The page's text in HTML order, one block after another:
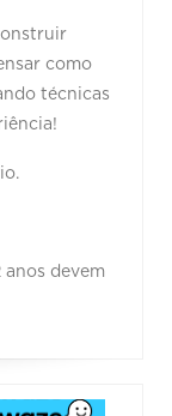
como
técnicas
devem